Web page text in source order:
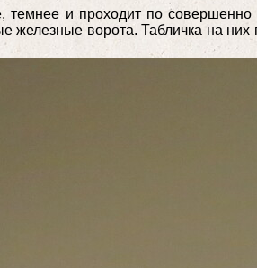
темнее и проходит по
железные ворота. Табличка на